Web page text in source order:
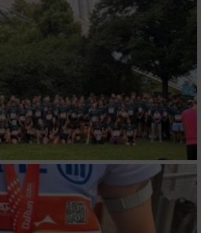
Auswahl
Personalisierung
zur Auswahl
von Inhalten